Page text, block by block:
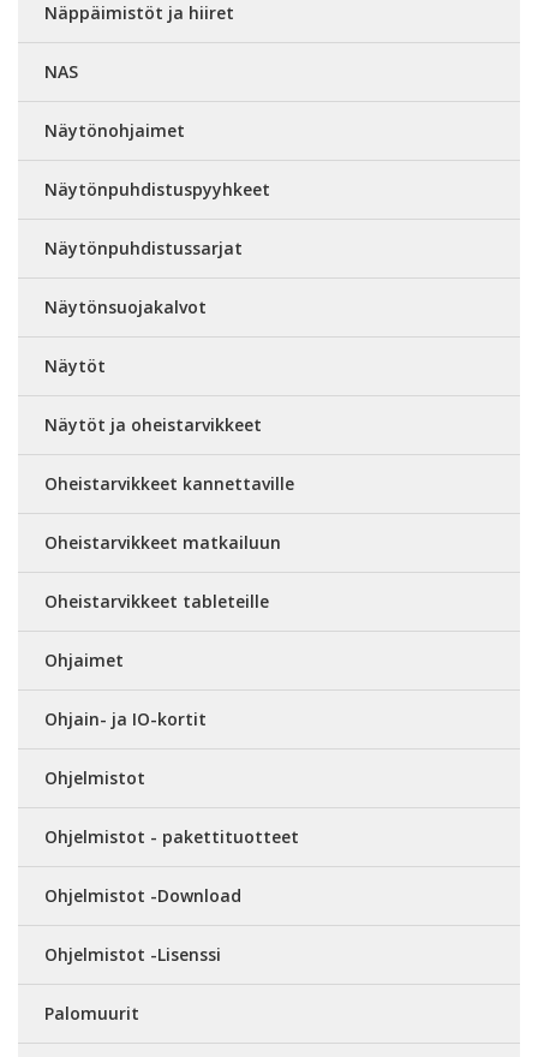
Näppäimistöt ja hiiret
NAS
Näytönohjaimet
Näytönpuhdistuspyyhkeet
Näytönpuhdistussarjat
Näytönsuojakalvot
Näytöt
Näytöt ja oheistarvikkeet
Oheistarvikkeet kannettaville
Oheistarvikkeet matkailuun
Oheistarvikkeet tableteille
Ohjaimet
Ohjain- ja IO-kortit
Ohjelmistot
Ohjelmistot - pakettituotteet
Ohjelmistot -Download
Ohjelmistot -Lisenssi
Palomuurit